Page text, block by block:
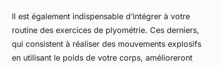
Il est également indispensable d’intégrer à votre
routine des exercices de plyométrie. Ces derniers,
qui consistent à réaliser des mouvements explosifs
en utilisant le poids de votre corps, amélioreront